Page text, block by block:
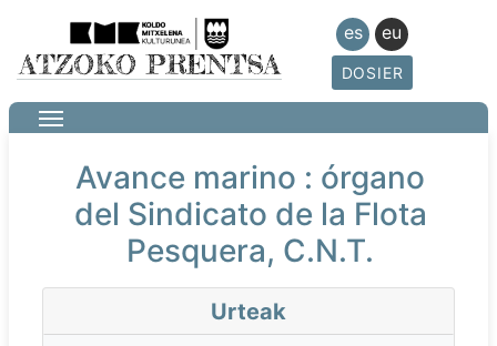
es eu
DOSIER
Avance marino : órgano
del Sindicato de la Flota
Pesquera, C.N.T.
Urteak